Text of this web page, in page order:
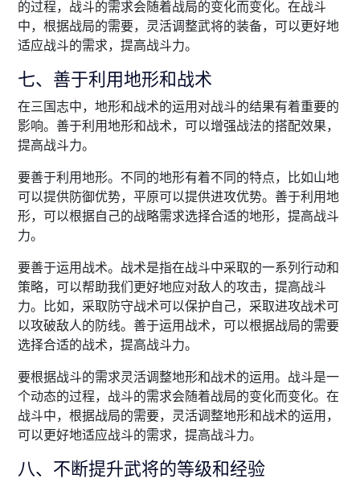
的过程，战斗的需求会随着战局的变化而变化。在战斗
中，根据战局的需要，灵活调整武将的装备，可以更好地
适应战斗的需求，提高战斗力。
七、善于利用地形和战术
在三国志中，地形和战术的运用对战斗的结果有着重要的
影响。善于利用地形和战术，可以增强战法的搭配效果，
提高战斗力。
要善于利用地形。不同的地形有着不同的特点，比如山地
可以提供防御优势，平原可以提供进攻优势。善于利用地
形，可以根据自己的战略需求选择合适的地形，提高战斗
力。
要善于运用战术。战术是指在战斗中采取的一系列行动和
策略，可以帮助我们更好地应对敌人的攻击，提高战斗
力。比如，采取防守战术可以保护自己，采取进攻战术可
以攻破敌人的防线。善于运用战术，可以根据战局的需要
选择合适的战术，提高战斗力。
要根据战斗的需求灵活调整地形和战术的运用。战斗是一
个动态的过程，战斗的需求会随着战局的变化而变化。在
战斗中，根据战局的需要，灵活调整地形和战术的运用，
可以更好地适应战斗的需求，提高战斗力。
八、不断提升武将的等级和经验